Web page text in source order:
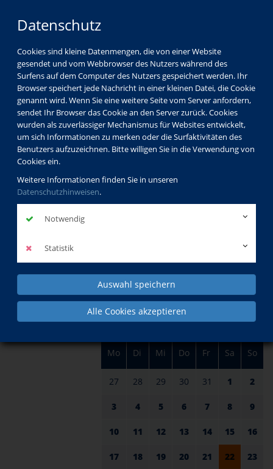
Datenschutz
Cookies sind kleine Datenmengen, die von einer Website
gesendet und vom Webbrowser des Nutzers während des
Surfens auf dem Computer des Nutzers gespeichert werden. Ihr
Browser speichert jede Nachricht in einer kleinen Datei, die Cookie
genannt wird. Wenn Sie eine weitere Seite vom Server anfordern,
sendet Ihr Browser das Cookie an den Server zurück. Cookies
wurden als zuverlässiger Mechanismus für Websites entwickelt,
um sich Informationen zu merken oder die Surfaktivitäten des
Benutzers aufzuzeichnen. Bitte willigen Sie in die Verwendung von
Cookies ein.
Weitere Informationen finden Sie in unseren
Datenschutzhinweisen.
Notwendig
Statistik
Auswahl speichern
Alle Cookies akzeptieren
LOGIN MENÜ
im November
Mo Di Mi Do Fr Sa So
27 28 29 30 31 1 2
3 4 5 6 7 8 9
10 11 12 13 14 15 16
17 18 19 20 21 22 23
am 22.